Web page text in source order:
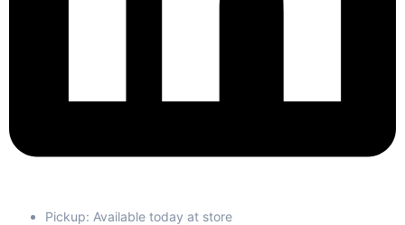
Pickup: Available today at store